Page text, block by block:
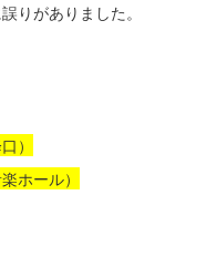
りがありました。
）
ホール）